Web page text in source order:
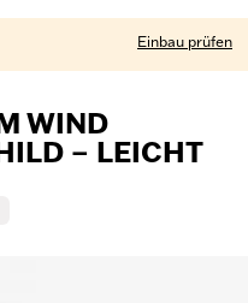
Einbau prüfen
WIND
– LEICHT